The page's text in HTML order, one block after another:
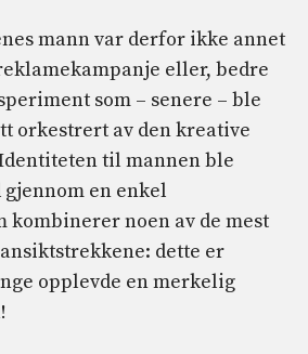
mann var derfor ikke annet
eller, bedre
som – senere – ble
orkestrert av den kreative
til mannen ble
en enkel
kombinerer noen av de mest
dette er
opplevde en merkelig